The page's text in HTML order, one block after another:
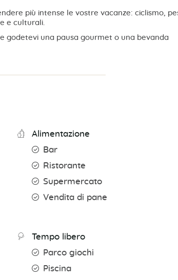
più intense le vostre vacanze: ciclismo,
e culturali.
godetevi una pausa gourmet o una bevanda
Alimentazione
Bar
Ristorante
Supermercato
Vendita di pane
Tempo libero
Parco giochi
Piscina